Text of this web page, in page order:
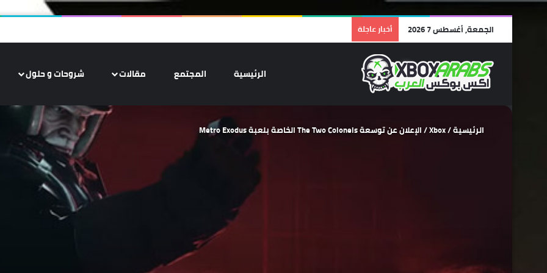
الجمعة, أغسطس 7 2026 أخبار عاجلة
الرئيسية المجتمع مقالات شروحات و حلول
الرئيسية/
Xbox
/الإعلان عن توسعة The Two Colonels الخاصة بلعبة Metro Exodus